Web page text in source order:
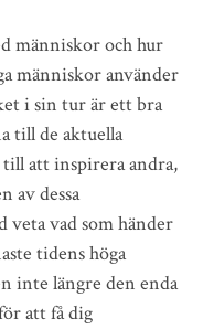
människor och hur
människor använder
i sin tur är ett bra
till de aktuella
att inspirera andra,
av dessa
vad som händer
tidens höga
inte längre den enda
att få dig